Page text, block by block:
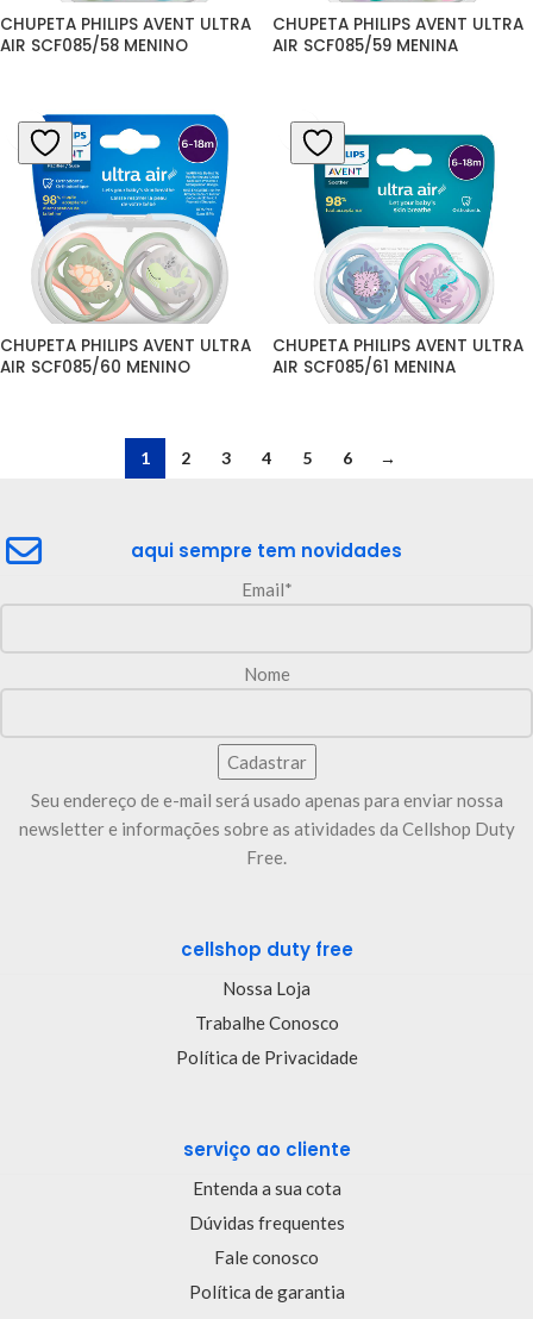
CHUPETA PHILIPS AVENT ULTRA
AIR SCF085/58 MENINO
CHUPETA PHILIPS AVENT ULTRA
AIR SCF085/59 MENINA
CHUPETA PHILIPS AVENT ULTRA
AIR SCF085/60 MENINO
CHUPETA PHILIPS AVENT ULTRA
AIR SCF085/61 MENINA
1 2 3 4 5 6 →
aqui sempre tem novidades
Email*
Nome
Seu endereço de e-mail será usado apenas para enviar nossa
newsletter e informações sobre as atividades da Cellshop Duty
Free.
cellshop duty free
Nossa Loja
Trabalhe Conosco
Política de Privacidade
serviço ao cliente
Entenda a sua cota
Dúvidas frequentes
Fale conosco
Política de garantia